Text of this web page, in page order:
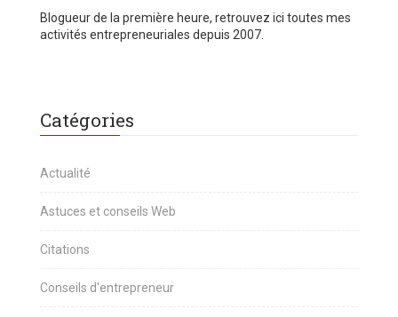
Blogueur de la première heure, retrouvez ici toutes mes
activités entrepreneuriales depuis 2007.
Catégories
Actualité
Astuces et conseils Web
Citations
Conseils d'entrepreneur